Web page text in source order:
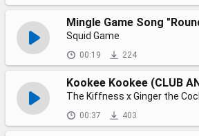
Squid Game
00:19 224
Kookee Kookee (CLUB
The Kiffness x Ginger the
00:37 403